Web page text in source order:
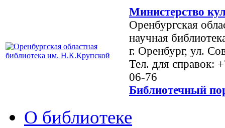
Министерство
Оренбургская
научная
г. Оренбург, ул.
Тел. для справок:
06-76
Библиотечный
О библиотеке